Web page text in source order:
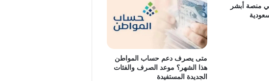
منصة أبشر
متى يصرف دعم حساب المواطن
هذا الشهر؟ موعد الصرف والفئات
الجديدة المستفيدة